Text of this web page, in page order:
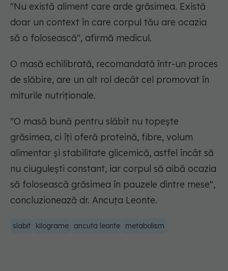
"Nu există aliment care arde grăsimea. Există
doar un context în care corpul tău are ocazia
să o folosească", afirmă medicul.
O masă echilibrată, recomandată într-un proces
de slăbire, are un alt rol decât cel promovat în
miturile nutriționale.
"O masă bună pentru slăbit nu topește
grăsimea, ci îți oferă proteină, fibre, volum
alimentar și stabilitate glicemică, astfel încât să
nu ciugulești constant, iar corpul să aibă ocazia
să folosească grăsimea în pauzele dintre mese",
concluzionează dr. Ancuța Leonte.
slabit kilograme ancuta leonte metabolism